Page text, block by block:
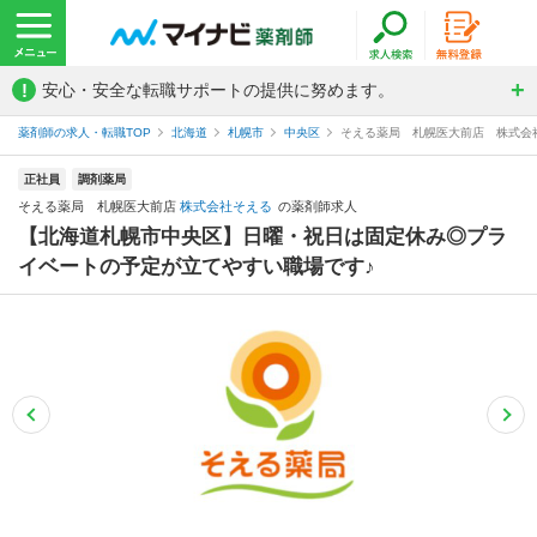
! 安心・安全な転職サポートの提供に努めます。
薬剤師の求人・転職TOP 北海道 札幌市 中央区 そえる薬局 札幌医大前店 株式会
正社員 調剤薬局
そえる薬局 札幌医大前店 株式会社そえる の薬剤師求人
【北海道札幌市中央区】日曜・祝日は固定休み◎プラ
イベートの予定が立てやすい職場です♪